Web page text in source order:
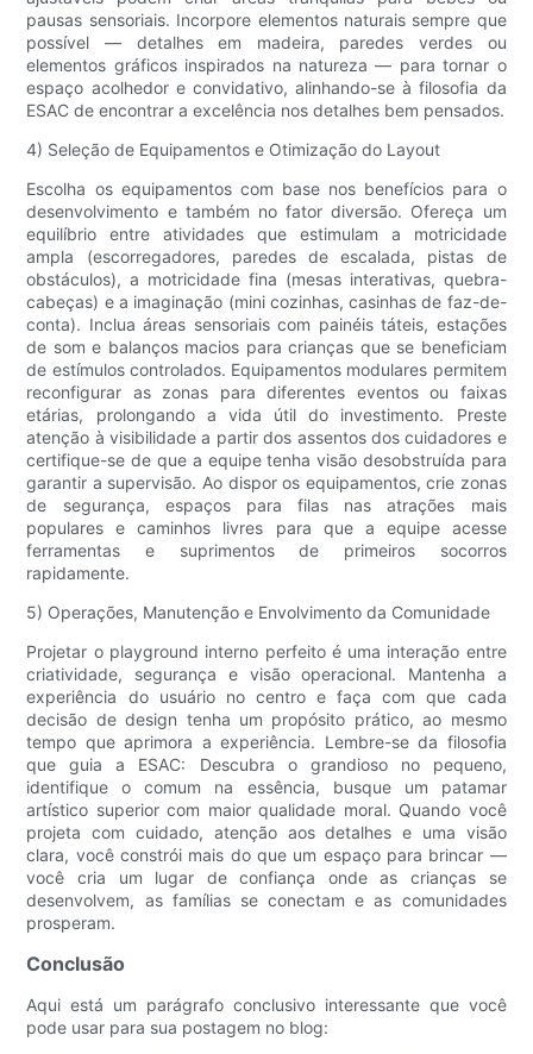
pausas sensoriais. Incorpore elementos naturais sempre que
possível — detalhes em madeira, paredes verdes ou
elementos gráficos inspirados na natureza — para tornar o
espaço acolhedor e convidativo, alinhando-se à filosofia da
ESAC de encontrar a excelência nos detalhes bem pensados.
4) Seleção de Equipamentos e Otimização do Layout
Escolha os equipamentos com base nos benefícios para o
desenvolvimento e também no fator diversão. Ofereça um
equilíbrio entre atividades que estimulam a motricidade
ampla (escorregadores, paredes de escalada, pistas de
obstáculos), a motricidade fina (mesas interativas, quebra-
cabeças) e a imaginação (mini cozinhas, casinhas de faz-de-
conta). Inclua áreas sensoriais com painéis táteis, estações
de som e balanços macios para crianças que se beneficiam
de estímulos controlados. Equipamentos modulares permitem
reconfigurar as zonas para diferentes eventos ou faixas
etárias, prolongando a vida útil do investimento. Preste
atenção à visibilidade a partir dos assentos dos cuidadores e
certifique-se de que a equipe tenha visão desobstruída para
garantir a supervisão. Ao dispor os equipamentos, crie zonas
de segurança, espaços para filas nas atrações mais
populares e caminhos livres para que a equipe acesse
ferramentas e suprimentos de primeiros socorros
rapidamente.
5) Operações, Manutenção e Envolvimento da Comunidade
Projetar o playground interno perfeito é uma interação entre
criatividade, segurança e visão operacional. Mantenha a
experiência do usuário no centro e faça com que cada
decisão de design tenha um propósito prático, ao mesmo
tempo que aprimora a experiência. Lembre-se da filosofia
que guia a ESAC: Descubra o grandioso no pequeno,
identifique o comum na essência, busque um patamar
artístico superior com maior qualidade moral. Quando você
projeta com cuidado, atenção aos detalhes e uma visão
clara, você constrói mais do que um espaço para brincar —
você cria um lugar de confiança onde as crianças se
desenvolvem, as famílias se conectam e as comunidades
prosperam.
Conclusão
Aqui está um parágrafo conclusivo interessante que você
pode usar para sua postagem no blog: